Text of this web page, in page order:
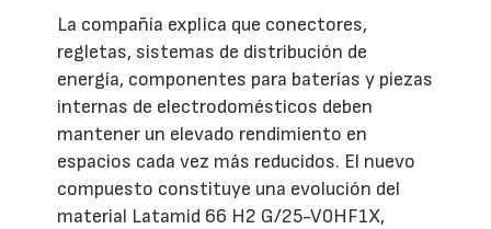
La compañía explica que conectores,
regletas, sistemas de distribución de
energía, componentes para baterías y piezas
internas de electrodomésticos deben
mantener un elevado rendimiento en
espacios cada vez más reducidos. El nuevo
compuesto constituye una evolución del
material Latamid 66 H2 G/25-V0HF1X,